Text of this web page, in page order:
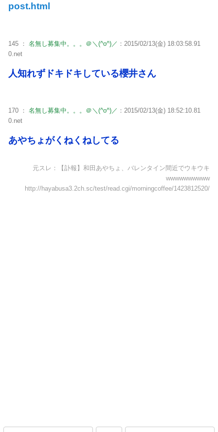
post.html
145 ： 名無し募集中。。。＠＼(^o^)／ ：2015/02/13(金) 18:03:58.91
0.net
人知れずドキドキしている櫻井さん
170 ： 名無し募集中。。。＠＼(^o^)／ ：2015/02/13(金) 18:52:10.81
0.net
あやちょがくねくねしてる
元スレ：【訃報】和田あやちょ、バレンタイン間近でウキウキ
wwwwwwwwww
http://hayabusa3.2ch.sc/test/read.cgi/morningcoffee/1423812520/